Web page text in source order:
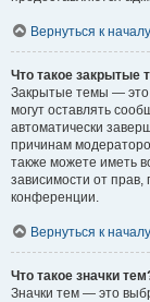
Вернуться к началу
Что такое закрытые
Закрытые темы — это
могут оставлять
автоматически
причинам
также можете иметь
зависимости от
конференции.
Вернуться к началу
Что такое значки
Значки тем — это